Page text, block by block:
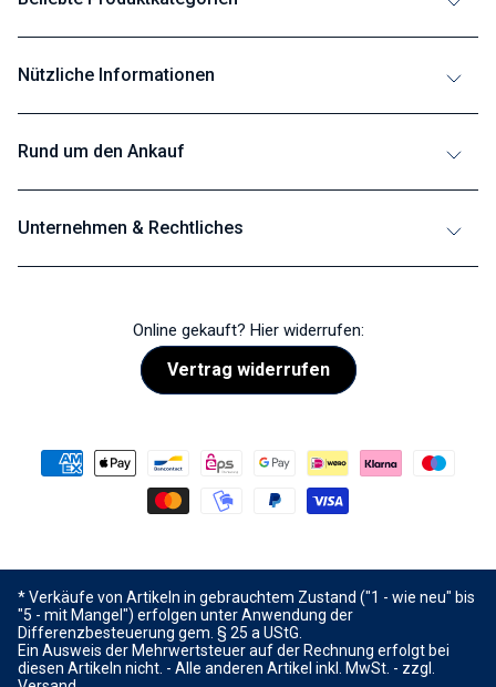
Nützliche Informationen
Rund um den Ankauf
Unternehmen & Rechtliches
Online gekauft? Hier widerrufen:
Vertrag widerrufen
* Verkäufe von Artikeln in gebrauchtem Zustand ("1 - wie neu" bis
"5 - mit Mangel") erfolgen unter Anwendung der
Differenzbesteuerung gem. § 25 a UStG.
Ein Ausweis der Mehrwertsteuer auf der Rechnung erfolgt bei
diesen Artikeln nicht. - Alle anderen Artikel inkl. MwSt. - zzgl.